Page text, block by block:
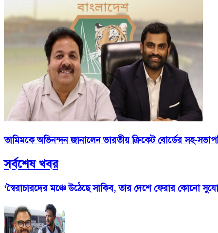
তামিমকে অভিনন্দন জানালেন ভারতীয় ক্রিকেট বোর্ডের সহ-
সর্বশেষ খবর
‘স্বৈরাচারদের মঞ্চে উঠেছে সাকিব, তার দেশে ফেরার কোনো